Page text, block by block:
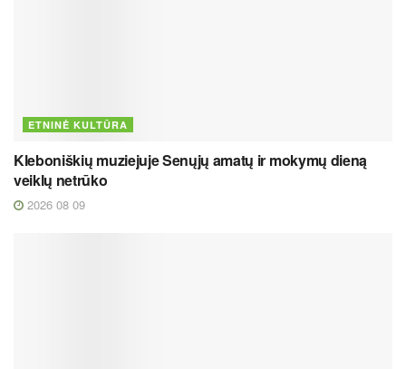
ETNINĖ KULTŪRA
Kleboniškių muziejuje Senųjų amatų ir mokymų dieną
veiklų netrūko
2026 08 09